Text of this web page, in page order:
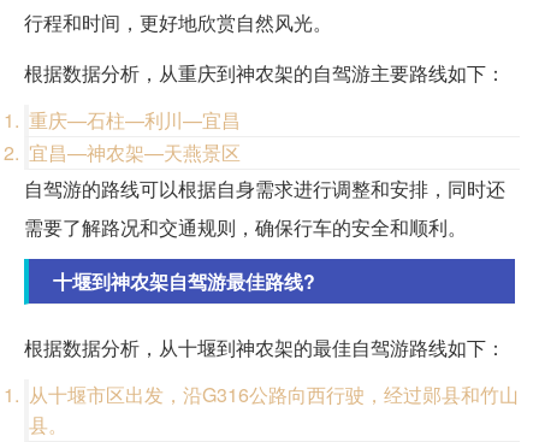
行程和时间，更好地欣赏自然风光。
根据数据分析，从重庆到神农架的自驾游主要路线如下：
重庆—石柱—利川—宜昌
宜昌—神农架—天燕景区
自驾游的路线可以根据自身需求进行调整和安排，同时还
需要了解路况和交通规则，确保行车的安全和顺利。
十堰到神农架自驾游最佳路线?
根据数据分析，从十堰到神农架的最佳自驾游路线如下：
从十堰市区出发，沿G316公路向西行驶，经过郧县和竹山
县。